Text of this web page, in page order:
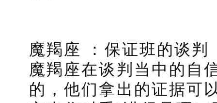
魔羯座 ：保证班的谈判
魔羯座在谈判当中的自
的，他们拿出的证据可